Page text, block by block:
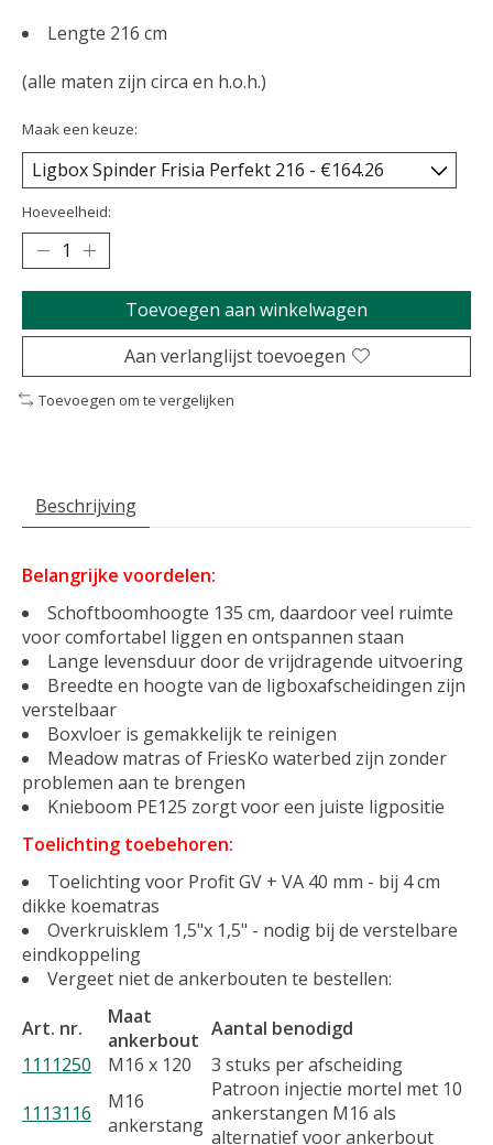
Lengte 216 cm
(alle maten zijn circa en h.o.h.)
Maak een keuze:
Hoeveelheid:
Toevoegen aan winkelwagen
Aan verlanglijst toevoegen
Toevoegen om te vergelijken
Beschrijving
Belangrijke voordelen:
Schoftboomhoogte 135 cm, daardoor veel ruimte
voor comfortabel liggen en ontspannen staan
Lange levensduur door de vrijdragende uitvoering
Breedte en hoogte van de ligboxafscheidingen zijn
verstelbaar
Boxvloer is gemakkelijk te reinigen
Meadow matras of FriesKo waterbed zijn zonder
problemen aan te brengen
Knieboom PE125 zorgt voor een juiste ligpositie
Toelichting toebehoren:
Toelichting voor Profit GV + VA 40 mm - bij 4 cm
dikke koematras
Overkruisklem 1,5"x 1,5" - nodig bij de verstelbare
eindkoppeling
Vergeet niet de ankerbouten te bestellen:
Art. nr.
Maat
ankerbout Aantal benodigd
1111250
M16 x 120
3 stuks per afscheiding
1113116
M16
ankerstang
Patroon injectie mortel met 10
ankerstangen M16 als
alternatief voor ankerbout